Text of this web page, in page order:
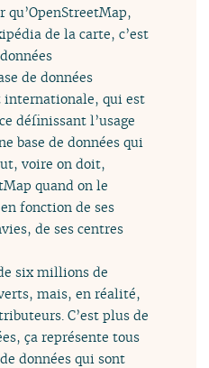
de la carte, c’est
de données
internationale, qui est
définissant l’usage
base de données qui
voire on doit,
quand on le
fonction de ses
de ses centres
six millions de
mais, en réalité,
C’est plus de
ça représente tous
données qui sont